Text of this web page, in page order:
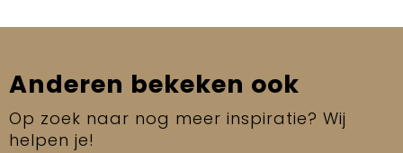
Anderen bekeken ook
Op zoek naar nog meer inspiratie? Wij
helpen je!